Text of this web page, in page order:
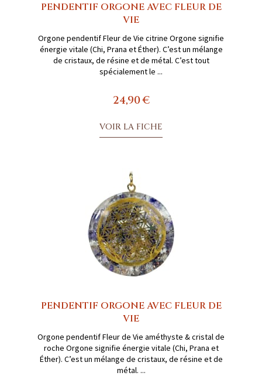
PENDENTIF ORGONE AVEC FLEUR DE
VIE
Orgone pendentif Fleur de Vie citrine Orgone signifie
énergie vitale (Chi, Prana et Éther). C’est un mélange
de cristaux, de résine et de métal. C’est tout
spécialement le ...
24,90 €
VOIR LA FICHE
PENDENTIF ORGONE AVEC FLEUR DE
VIE
Orgone pendentif Fleur de Vie améthyste & cristal de
roche Orgone signifie énergie vitale (Chi, Prana et
Éther). C’est un mélange de cristaux, de résine et de
métal. ...